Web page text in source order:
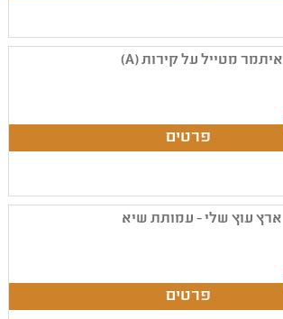
איתמר מטייל על קירות (A)
ארץ עוץ שלי - עמותת שיא